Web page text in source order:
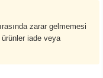
zarar gelmemesi
ürünler iade veya